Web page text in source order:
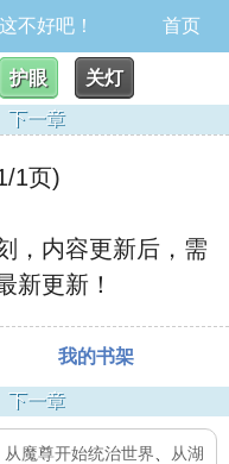
不好吧！ 首页
护眼
关灯
下一章
1页)
，内容更新后，需
新更新！
我的书架
下一章
从魔尊开始统治世界
从湖